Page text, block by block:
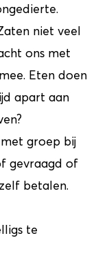
niet veel
ons met
Eten doen
apart aan
groep bij
gevraagd of
betalen.
te